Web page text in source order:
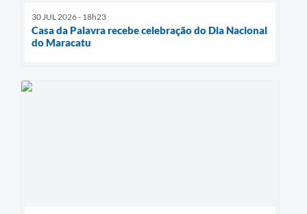
30 JUL 2026 - 18h23
Casa da Palavra recebe celebração do Dia Nacional
do Maracatu